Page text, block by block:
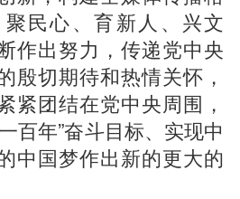
民心、育新人、兴文
作出努力，传递党中央
殷切期待和热情关怀，
紧团结在党中央周围，
百年”奋斗目标、实现中
中国梦作出新的更大的